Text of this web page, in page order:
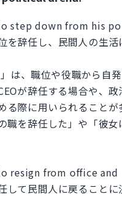
step down from his
を辞任し、民間人の生活
は、職位や役職から自
が辞任する場合や、
る際に用いられること
職を辞任した」や「彼
resign from office
して民間人に戻ることに